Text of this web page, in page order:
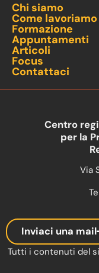
Chi siamo
Come lavoriamo
Formazione
Appuntamenti
Articoli
Focus
Contattaci
Centro
per la
Via
Inviaci una mail
Tutti i contenuti del